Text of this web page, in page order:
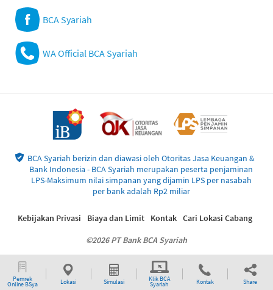
Pemrek
Online BSya Lokasi Simulasi Klik BCA
Syariah Kontak Share
BCA Syariah
WA Official BCA Syariah
BCA Syariah berizin dan diawasi oleh Otoritas Jasa Keuangan &
Bank Indonesia - BCA Syariah merupakan peserta penjaminan
LPS-Maksimum nilai simpanan yang dijamin LPS per nasabah
per bank adalah Rp2 miliar
©2026 PT Bank BCA Syariah
Kebijakan Privasi Biaya dan Limit Kontak Cari Lokasi Cabang